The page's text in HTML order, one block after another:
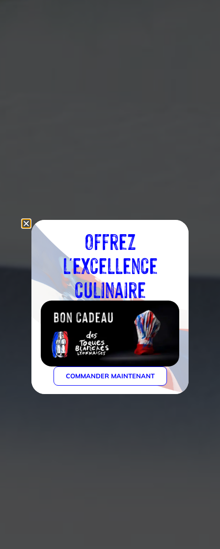
Offrez
l'excellence
culinaire
COMMANDER MAINTENANT